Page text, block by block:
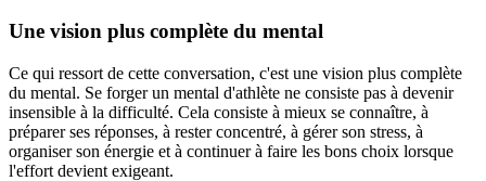
Une vision plus complète du mental
Ce qui ressort de cette conversation, c'est une vision plus complète
du mental. Se forger un mental d'athlète ne consiste pas à devenir
insensible à la difficulté. Cela consiste à mieux se connaître, à
préparer ses réponses, à rester concentré, à gérer son stress, à
organiser son énergie et à continuer à faire les bons choix lorsque
l'effort devient exigeant.